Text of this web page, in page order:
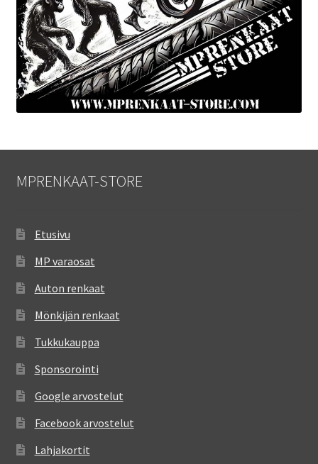
MPRENKAAT-STORE
Etusivu
MP varaosat
Auton renkaat
Mönkijän renkaat
Tukkukauppa
Sponsorointi
Google arvostelut
Facebook arvostelut
Lahjakortit